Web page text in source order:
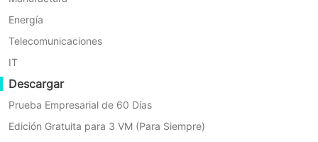
Energía
Telecomunicaciones
IT
Descargar
Prueba Empresarial de 60 Días
Edición Gratuita para 3 VM (Para Siempre)
Recuperación instantánea
Almacenamiento en Cinta
12/5 Soporte Técnico
VER TODAS LAS CARACTERÍSTICAS